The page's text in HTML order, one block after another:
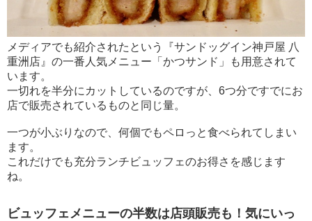
メディアでも紹介されたという『サンドッグイン神戸屋 八
重洲店』の一番人気メニュー「かつサンド」も用意されて
います。
一切れを半分にカットしているのですが、6つ分ですでにお
店で販売されているものと同じ量。
一つが小ぶりなので、何個でもペロっと食べられてしまい
ます。
これだけでも充分ランチビュッフェのお得さを感じます
ね。
ビュッフェメニューの半数は店頭販売も！気にいっ